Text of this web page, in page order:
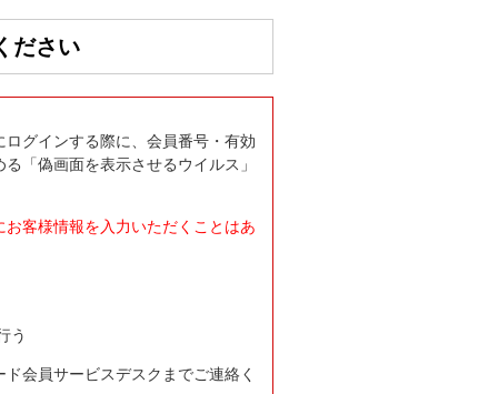
ださい
グインする際に、会員番号・有効
「偽画面を表示させるウイルス」
お客様情報を入力いただくことはあ
う
会員サービスデスクまでご連絡く